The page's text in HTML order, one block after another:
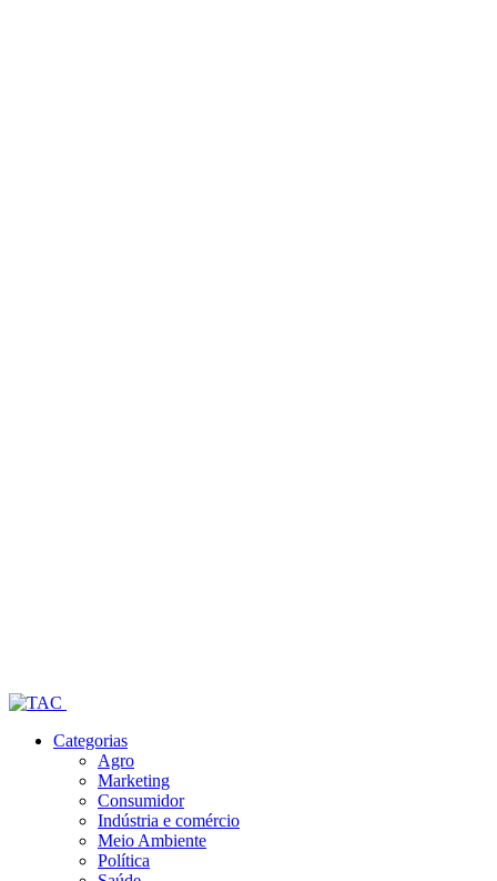
Categorias
Agro
Marketing
Consumidor
Indústria e comércio
Meio Ambiente
Política